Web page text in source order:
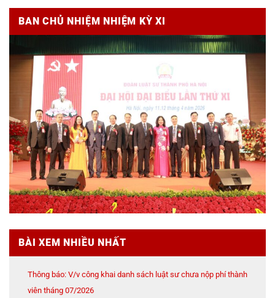
BAN CHỦ NHIỆM NHIỆM KỲ XI
BÀI XEM NHIỀU NHẤT
Thông báo: V/v công khai danh sách luật sư chưa nộp phí thành
viên tháng 07/2026